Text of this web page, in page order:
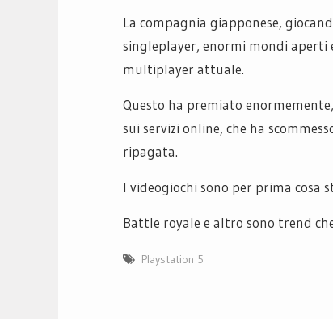
La compagnia giapponese,
singleplayer, enormi mondi aperti
multiplayer attuale.
Questo ha premiato
sui servizi online, che ha
ripagata.
I videogiochi sono per prima cosa
Battle royale e altro sono trend
Playstation 5